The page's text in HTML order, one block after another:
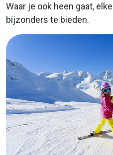
Waar je ook heen gaat,
bijzonders te bieden.